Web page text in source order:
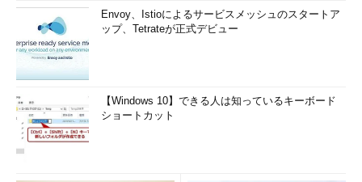
Envoy、Istioによるサービスメッシュのスタートア
ップ、Tetrateが正式デビュー
【Windows 10】できる人は知っているキーボード
ショートカット